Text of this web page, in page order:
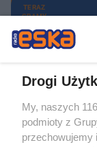
TERAZ
GRAMY
Żaden utwór
rozpowszechniany
tym także
eksploatacji w
Drogi
My, naszych
podmioty z
przechowujemy